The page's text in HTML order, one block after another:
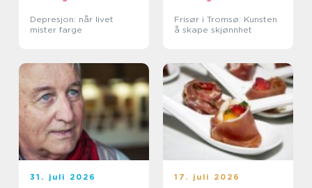
Depresjon: når livet
mister farge
Frisør i Tromsø: Kunsten
å skape skjønnhet
31. juli 2026 17. juli 2026